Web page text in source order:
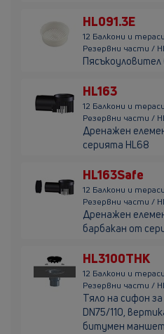
HL091.3E
12 Балкони и
Резервни части /
Пясъкоуловител
HL163
12 Балкони и
Резервни части /
Дренажен
серията HL68
HL163Safe
12 Балкони и
Резервни части /
Дренажен
барбакан от
HL3100THK
12 Балкони и
Резервни части /
Тяло на сифон
DN75/110,
битумен маншет